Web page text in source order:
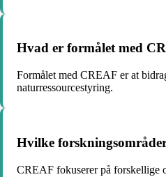
Hvad er formålet med
Formålet med CREAF er at
naturressourcestyring.
Hvilke
CREAF fokuserer på forskellige